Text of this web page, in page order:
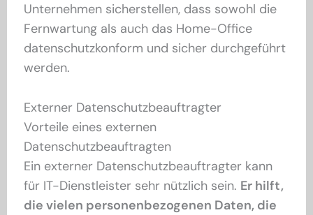
Unternehmen sicherstellen, dass sowohl die
Fernwartung als auch das Home-Office
datenschutzkonform und sicher durchgeführt
werden.
Externer Datenschutzbeauftragter
Vorteile eines externen
Datenschutzbeauftragten
Ein externer Datenschutzbeauftragter kann
für IT-Dienstleister sehr nützlich sein. Er hilft,
die vielen personenbezogenen Daten, die